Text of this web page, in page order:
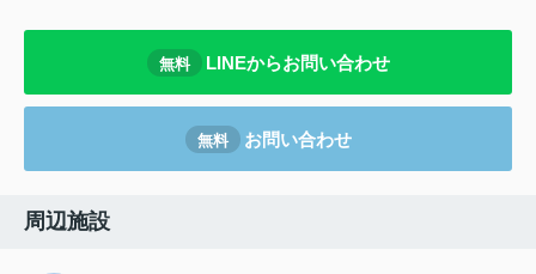
無料 LINEからお問い合わせ
無料 お問い合わせ
周辺施設